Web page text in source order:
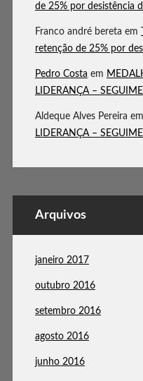
de 25% por desistência
Franco andré bereta em
retenção de 25% por
Pedro Costa em
LIDERANÇA –
Aldeque Alves Pereira em
LIDERANÇA –
Arquivos
janeiro 2017
outubro 2016
setembro 2016
agosto 2016
junho 2016